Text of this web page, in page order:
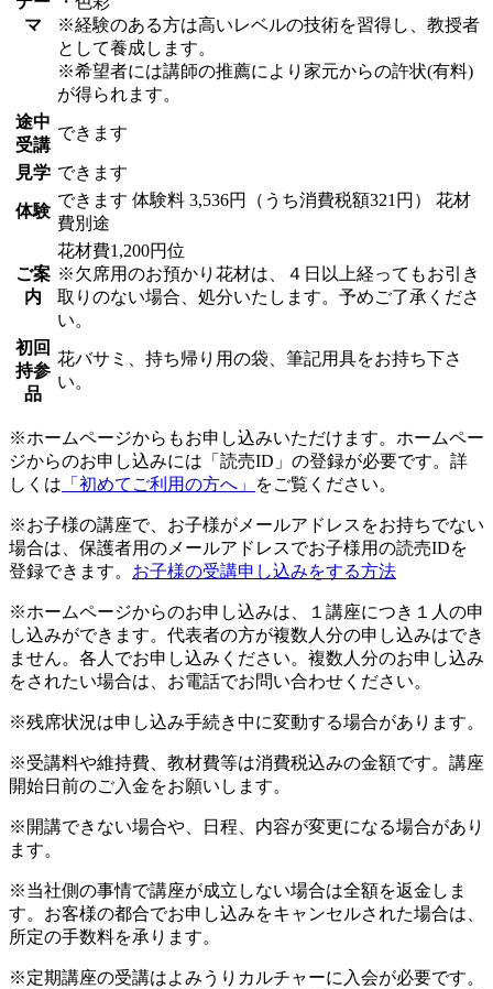
マ
※経験のある方は高いレベルの技術を習得し、教授者
として養成します。
※希望者には講師の推薦により家元からの許状(有料)
が得られます。
途中
受講
できます
見学 できます
体験
できます 体験料 3,536円（うち消費税額321円） 花材
費別途
ご案
内
花材費1,200円位
※欠席用のお預かり花材は、４日以上経ってもお引き
取りのない場合、処分いたします。予めご了承くださ
い。
初回
持参
品
花バサミ、持ち帰り用の袋、筆記用具をお持ち下さ
い。
※ホームページからもお申し込みいただけます。ホームペー
ジからのお申し込みには「読売ID」の登録が必要です。詳
しくは 「初めてご利用の方へ」 をご覧ください。
※お子様の講座で、お子様がメールアドレスをお持ちでない
場合は、保護者用のメールアドレスでお子様用の読売IDを
登録できます。 お子様の受講申し込みをする方法
※ホームページからのお申し込みは、１講座につき１人の申
し込みができます。代表者の方が複数人分の申し込みはでき
ません。各人でお申し込みください。複数人分のお申し込み
をされたい場合は、お電話でお問い合わせください。
※残席状況は申し込み手続き中に変動する場合があります。
※受講料や維持費、教材費等は消費税込みの金額です。講座
開始日前のご入金をお願いします。
※開講できない場合や、日程、内容が変更になる場合があり
ます。
※当社側の事情で講座が成立しない場合は全額を返金しま
す。お客様の都合でお申し込みをキャンセルされた場合は、
所定の手数料を承ります。
※定期講座の受講はよみうりカルチャーに入会が必要です。